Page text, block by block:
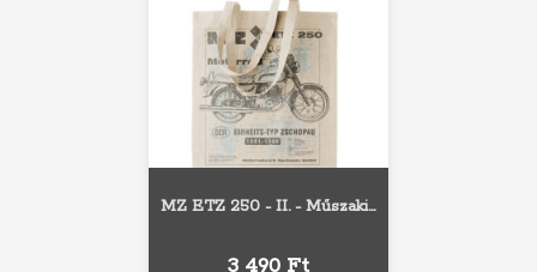
MZ ETZ 250 - II. - Műszaki...
Ár
3 490 Ft